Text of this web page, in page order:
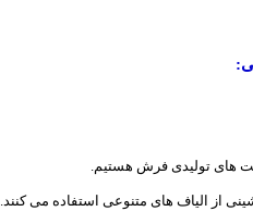
از الیاف های متنوعی استفاده می کنند.